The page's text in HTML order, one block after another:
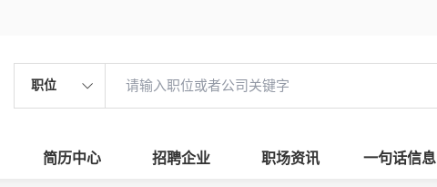
职位
简历中心 招聘企业 职场资讯 一句话信息